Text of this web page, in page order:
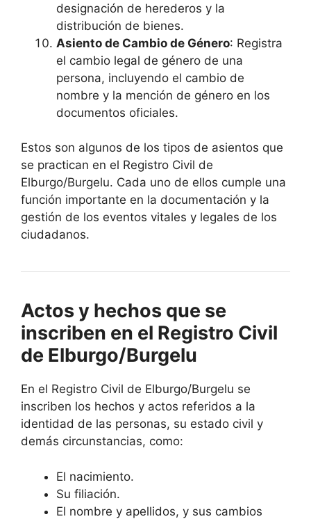
designación de herederos y la
distribución de bienes.
Asiento de Cambio de Género: Registra
el cambio legal de género de una
persona, incluyendo el cambio de
nombre y la mención de género en los
documentos oficiales.
Estos son algunos de los tipos de asientos que
se practican en el Registro Civil de
Elburgo/Burgelu. Cada uno de ellos cumple una
función importante en la documentación y la
gestión de los eventos vitales y legales de los
ciudadanos.
Actos y hechos que se
inscriben en el Registro Civil
de Elburgo/Burgelu
En el Registro Civil de Elburgo/Burgelu se
inscriben los hechos y actos referidos a la
identidad de las personas, su estado civil y
demás circunstancias, como:
El nacimiento.
Su filiación.
El nombre y apellidos, y sus cambios